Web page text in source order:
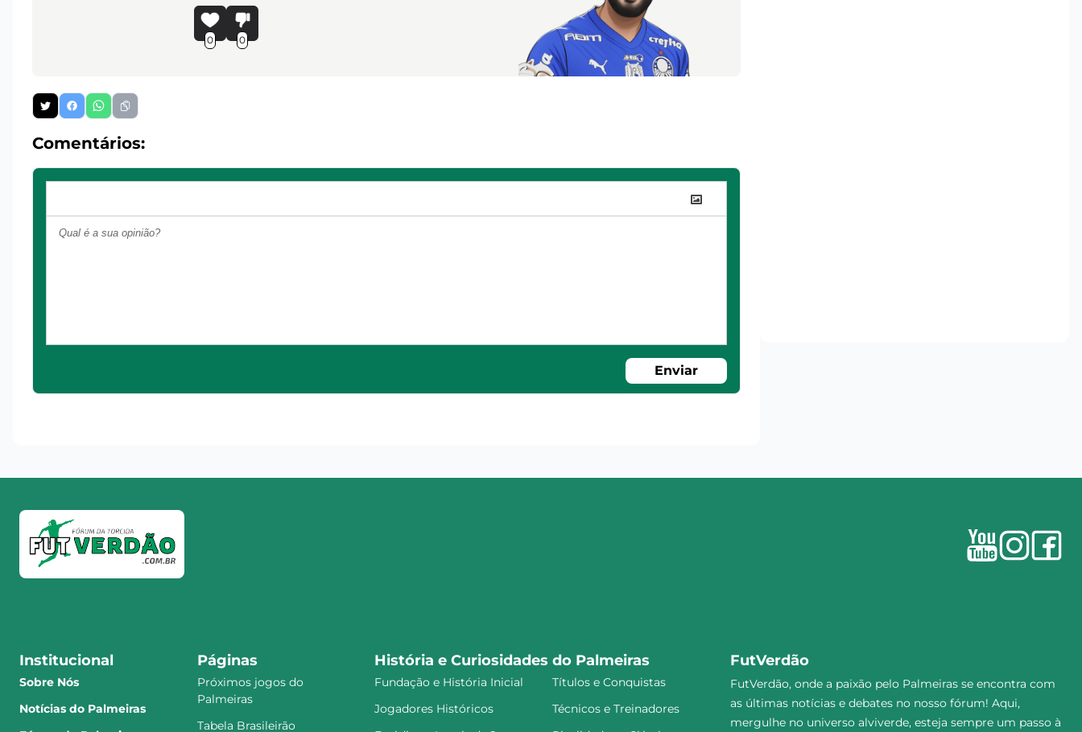
0 0
Comentários:
Enviar
Institucional
Sobre Nós
Notícias do Palmeiras
Páginas
Próximos jogos do
Palmeiras
Tabela Brasileirão
História e Curiosidades do Palmeiras
Fundação e História Inicial
Títulos e Conquistas
Jogadores Históricos
Técnicos e Treinadores
FutVerdão
FutVerdão, onde a paixão pelo Palmeiras se encontra com
as últimas notícias e debates no nosso fórum! Aqui,
mergulhe no universo alviverde, esteja sempre um passo à